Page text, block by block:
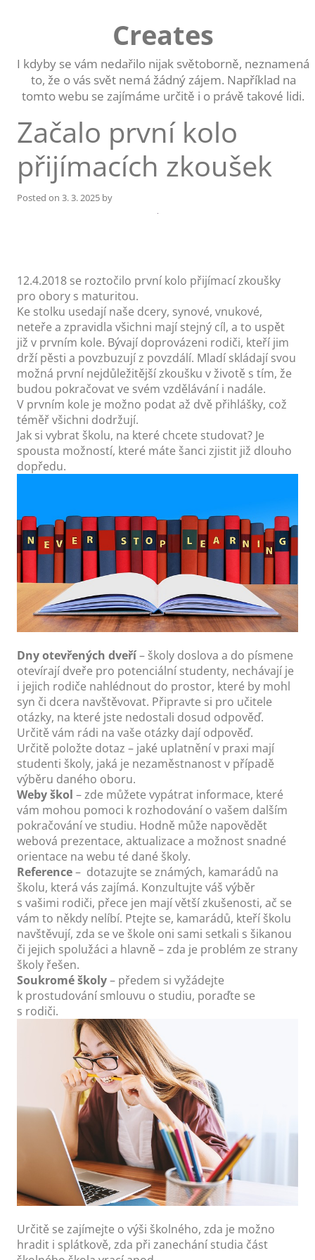
Creates
I kdyby se vám nedařilo nijak světoborně, neznamená
to, že o vás svět nemá žádný zájem. Například na
tomto webu se zajímáme určitě i o právě takové lidi.
Začalo první kolo
přijímacích zkoušek
Posted on 3. 3. 2025 by
12.4.2018 se roztočilo první kolo přijímací zkoušky
pro obory s maturitou.
Ke stolku usedají naše dcery, synové, vnukové,
neteře a zpravidla všichni mají stejný cíl, a to uspět
již v prvním kole. Bývají doprovázeni rodiči, kteří jim
drží pěsti a povzbuzují z povzdálí. Mladí skládají svou
možná první nejdůležitější zkoušku v životě s tím, že
budou pokračovat ve svém vzdělávání i nadále.
V prvním kole je možno podat až dvě přihlášky, což
téměř všichni dodržují.
Jak si vybrat školu, na které chcete studovat? Je
spousta možností, které máte šanci zjistit již dlouho
dopředu.
Dny otevřených dveří– školy doslova a do písmene
otevírají dveře pro potenciální studenty, nechávají je
i jejich rodiče nahlédnout do prostor, které by mohl
syn či dcera navštěvovat. Připravte si pro učitele
otázky, na které jste nedostali dosud odpověď.
Určitě vám rádi na vaše otázky dají odpověď.
Určitě položte dotaz – jaké uplatnění v praxi mají
studenti školy, jaká je nezaměstnanost v případě
výběru daného oboru.
Weby škol – zde můžete vypátrat informace, které
vám mohou pomoci k rozhodování o vašem dalším
pokračování ve studiu. Hodně může napovědět
webová prezentace, aktualizace a možnost snadné
orientace na webu té dané školy.
Reference– dotazujte se známých, kamarádů na
školu, která vás zajímá. Konzultujte váš výběr
s vašimi rodiči, přece jen mají větší zkušenosti, ač se
vám to někdy nelíbí. Ptejte se, kamarádů, kteří školu
navštěvují, zda se ve škole oni sami setkali s šikanou
či jejich spolužáci a hlavně – zda je problém ze strany
školy řešen.
Soukromé školy– předem si vyžádejte
k prostudování smlouvu o studiu, poraďte se
s rodiči.
Určitě se zajímejte o výši školného, zda je možno
hradit i splátkově, zda při zanechání studia část